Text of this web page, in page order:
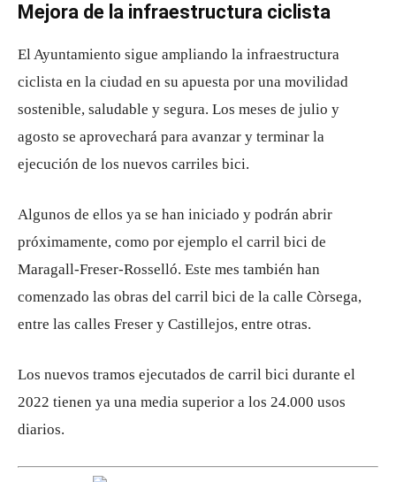
Mejora de la infraestructura ciclista
El Ayuntamiento sigue ampliando la infraestructura
ciclista en la ciudad en su apuesta por una movilidad
sostenible, saludable y segura. Los meses de julio y
agosto se aprovechará para avanzar y terminar la
ejecución de los nuevos carriles bici.
Algunos de ellos ya se han iniciado y podrán abrir
próximamente, como por ejemplo el carril bici de
Maragall-Freser-Rosselló. Este mes también han
comenzado las obras del carril bici de la calle Còrsega,
entre las calles Freser y Castillejos, entre otras.
Los nuevos tramos ejecutados de carril bici durante el
2022 tienen ya una media superior a los 24.000 usos
diarios.